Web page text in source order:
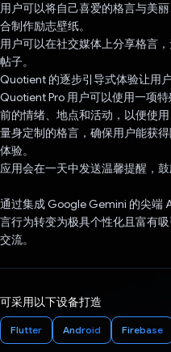
用户可以将自己喜爱的格言与美
合制作励志壁纸。
用户可以在社交媒体上分享格言
帖子。
Quotient 的逐步引导式体验让用
Quotient Pro 用户可以使用一项
前的情绪、地点和活动，以便使
量身定制的格言，确保用户能获
体验。
应用会在一天中发送温馨提醒，
通过集成 Google Gemini 的尖端
言行为转变为极具个性化且富有
交流。
可采用以下设备打造
Flutter Android Firebase